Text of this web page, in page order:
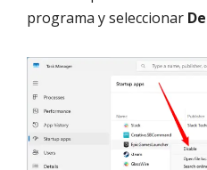
programa y seleccionar